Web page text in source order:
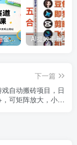
小红书教育赛道掘金实战课：AI课件制作+店铺运营+爆款笔记，打通知识变现全路径
下一篇
自动搬砖项目，日
可矩阵放大，小白